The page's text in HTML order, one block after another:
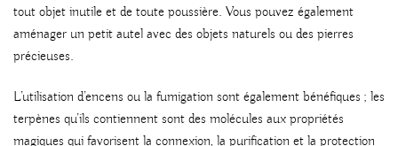
tout objet inutile et de toute poussière. Vous pouvez également
aménager un petit autel avec des objets naturels ou des pierres
précieuses.
L’utilisation d’encens ou la fumigation sont également bénéfiques ; les
terpènes qu’ils contiennent sont des molécules aux propriétés
magiques qui favorisent la connexion, la purification et la protection